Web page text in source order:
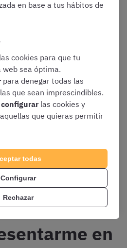
269 28
destacadas de las incluidas en la OEP
aprueba la Oferta de Empleo.
de la
en
en base a tus hábitos de
las cookies para que tu
web sea óptima.
para denegar todas las
que sean imprescindibles.
configurar las cookies y
que quieras permitir
todas
Configurar
Rechazar